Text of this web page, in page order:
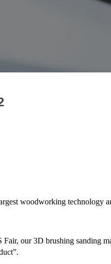
woodworking technology
Fair, our 3D brushing sanding